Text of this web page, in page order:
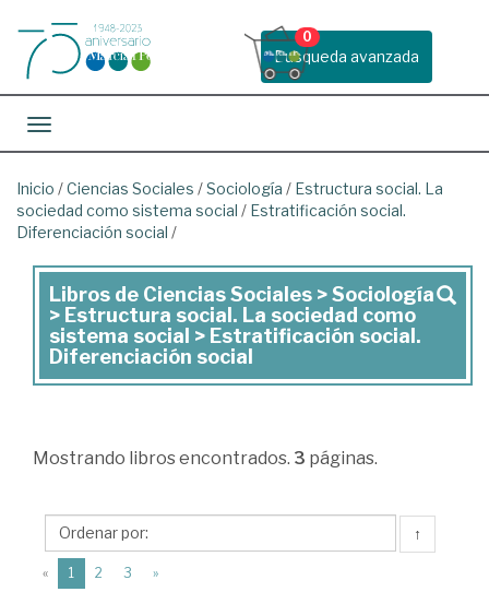
Busqueda avanzada
0
Toggle navigation
Inicio /Ciencias Sociales /Sociología / Estructura social. La
sociedad como sistema social / Estratificación social.
Diferenciación social /
Libros
de
Ciencias
Sociología
>
Estructura
social.
Libros de Ciencias Sociales > Sociología
> Estructura social. La sociedad como
sistema social > Estratificación social.
Diferenciación social
Mostrando libros encontrados. 3 páginas.
↑
« 1 (current)
2 3 »